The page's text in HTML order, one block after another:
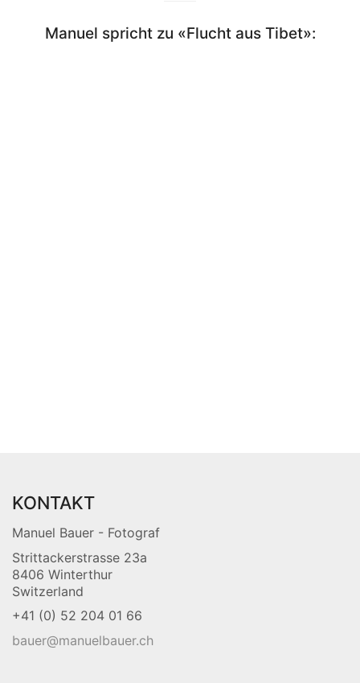
Manuel spricht zu «Flucht aus Tibet»:
KONTAKT
Manuel Bauer - Fotograf
Strittackerstrasse 23a
8406 Winterthur
Switzerland
+41 (0) 52 204 01 66
bauer@manuelbauer.ch